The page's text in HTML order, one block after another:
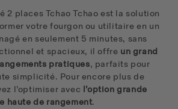
2 places Tchao Tchao est la solution
votre fourgon ou utilitaire en un
en seulement 5 minutes, sans
et spacieux, il offre un grand
pratiques, parfaits pour
simplicité. Pour encore plus de
l’optimiser avec l’option grande
haute de rangement.